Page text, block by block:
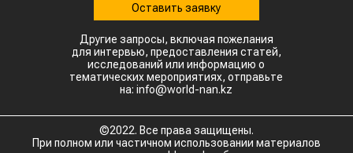
Оставить заявку
Другие запросы, включая пожелания
для интервью, предоставления статей,
исследований или информацию о
тематических мероприятиях, отправьте
на: info@world-nan.kz
©2022. Все права защищены.
При полном или частичном использовании материалов